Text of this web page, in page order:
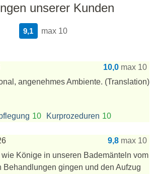
unserer Kunden
max 10
9,1
10,0 max 10
angenehmes Ambiente. (Translation)
10 Kurprozeduren 10
9,8 max 10
Könige in unseren Bademänteln vom
Behandlungen gingen und den Aufzug